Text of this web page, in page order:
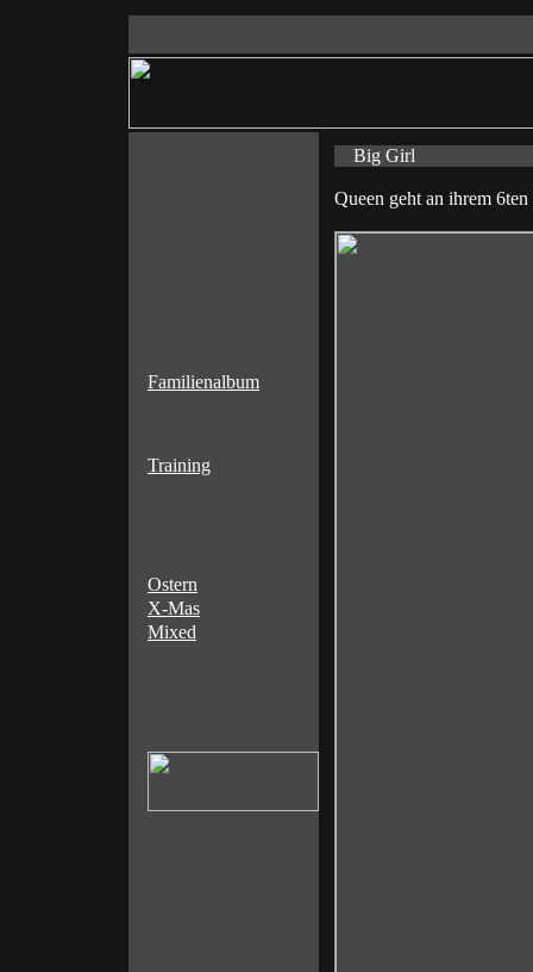
Familienalbum
Training
Ostern
X-Mas
Mixed
Big Girl
Queen geht an ihrem